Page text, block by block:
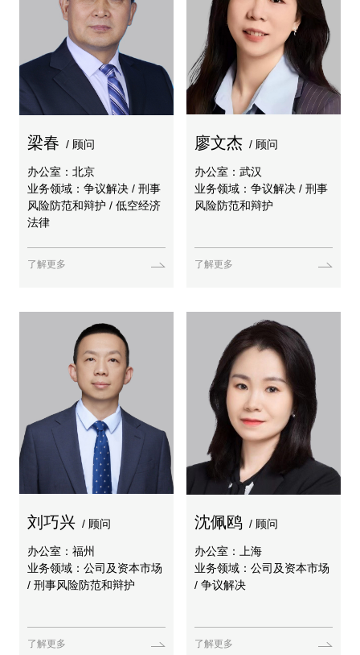
梁春 / 顾问
办公室：北京
业务领域：争议解决 / 刑事
风险防范和辩护 / 低空经济
法律
了解更多
廖文杰 / 顾问
办公室：武汉
业务领域：争议解决 / 刑事
风险防范和辩护
了解更多
刘巧兴 / 顾问
办公室：福州
业务领域：公司及资本市场
/ 刑事风险防范和辩护
了解更多
沈佩鸥 / 顾问
办公室：上海
业务领域：公司及资本市场
/ 争议解决
了解更多